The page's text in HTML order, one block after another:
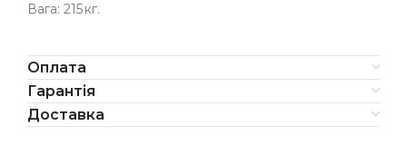
Вага: 215 кг.
Оплата
Гарантія
Доставка